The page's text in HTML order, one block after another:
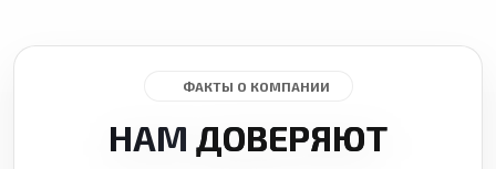
ФАКТЫ О КОМПАНИИ
НАМ ДОВЕРЯЮТ